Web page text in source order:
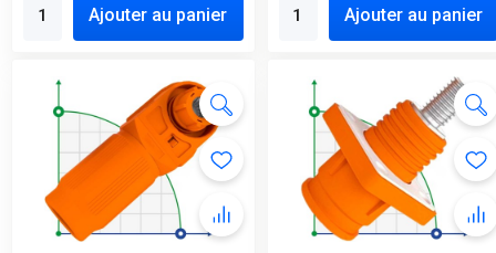
Ajouter au panier Ajouter au panier